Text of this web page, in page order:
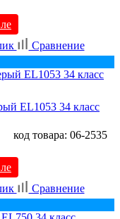
Сравнение
EL1053 34 класс
код товара: 06-2535
Сравнение